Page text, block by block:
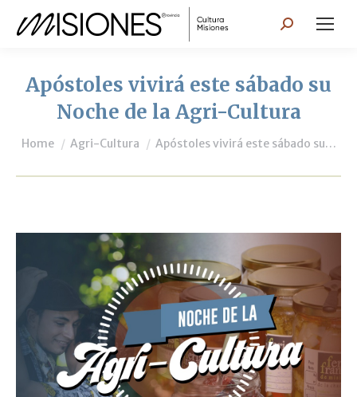
Search:
Apóstoles vivirá este sábado su
Noche de la Agri-Cultura
You are here:
Home Agri-Cultura Apóstoles vivirá este sábado su…